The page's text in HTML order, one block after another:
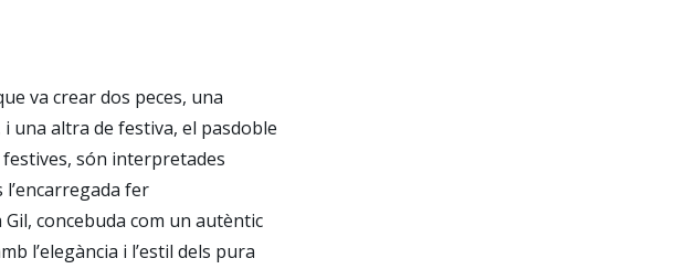
va crear dos peces, una
i una altra de festiva, el pasdoble
festives, són interpretades
fer
concebuda com un autèntic
l’elegància i l’estil dels pura